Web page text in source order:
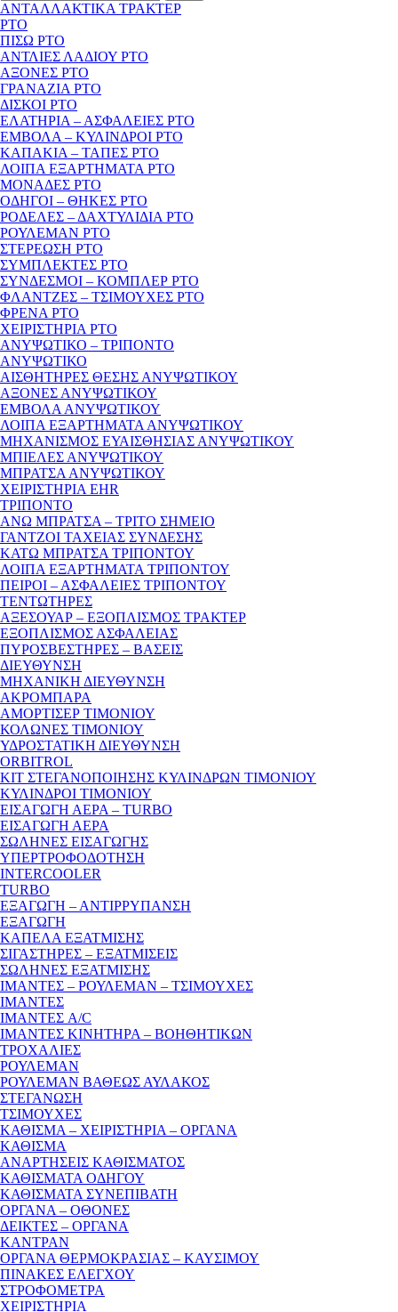
ΑΝΤΑΛΛΑΚΤΙΚΑ ΤΡΑΚΤΕΡ
PTO
ΠΙΣΩ PTO
ΑΝΤΛΙΕΣ ΛΑΔΙΟΥ PTO
ΑΞΟΝΕΣ PTO
ΓΡΑΝΑΖΙΑ PTO
ΔΙΣΚΟΙ PTO
ΕΛΑΤΗΡΙΑ – ΑΣΦΑΛΕΙΕΣ PTO
ΕΜΒΟΛΑ – ΚΥΛΙΝΔΡΟΙ PTO
ΚΑΠΑΚΙΑ – ΤΑΠΕΣ PTO
ΛΟΙΠΑ ΕΞΑΡΤΗΜΑΤΑ PTO
ΜΟΝΑΔΕΣ PTO
ΟΔΗΓΟΙ – ΘΗΚΕΣ PTO
ΡΟΔΕΛΕΣ – ΔΑΧΤΥΛΙΔΙΑ PTO
ΡΟΥΛΕΜΑΝ PTO
ΣΤΕΡΕΩΣΗ PTO
ΣΥΜΠΛΕΚΤΕΣ PTO
ΣΥΝΔΕΣΜΟΙ – ΚΟΜΠΛΕΡ PTO
ΦΛΑΝΤΖΕΣ – ΤΣΙΜΟΥΧΕΣ PTO
ΦΡΕΝΑ PTO
ΧΕΙΡΙΣΤΗΡΙΑ PTO
ΑΝΥΨΩΤΙΚΟ – ΤΡΙΠΟΝΤΟ
ΑΝΥΨΩΤΙΚΟ
ΑΙΣΘΗΤΗΡΕΣ ΘΕΣΗΣ ΑΝΥΨΩΤΙΚΟΥ
ΑΞΟΝΕΣ ΑΝΥΨΩΤΙΚΟΥ
ΕΜΒΟΛΑ ΑΝΥΨΩΤΙΚΟΥ
ΛΟΙΠΑ ΕΞΑΡΤΗΜΑΤΑ ΑΝΥΨΩΤΙΚΟΥ
ΜΗΧΑΝΙΣΜΟΣ ΕΥΑΙΣΘΗΣΙΑΣ ΑΝΥΨΩΤΙΚΟΥ
ΜΠΙΕΛΕΣ ΑΝΥΨΩΤΙΚΟΥ
ΜΠΡΑΤΣΑ ΑΝΥΨΩΤΙΚΟΥ
ΧΕΙΡΙΣΤΗΡΙΑ EHR
ΤΡΙΠΟΝΤΟ
ΑΝΩ ΜΠΡΑΤΣΑ – ΤΡΙΤΟ ΣΗΜΕΙΟ
ΓΑΝΤΖΟΙ ΤΑΧΕΙΑΣ ΣΥΝΔΕΣΗΣ
ΚΑΤΩ ΜΠΡΑΤΣΑ ΤΡΙΠΟΝΤΟΥ
ΛΟΙΠΑ ΕΞΑΡΤΗΜΑΤΑ ΤΡΙΠΟΝΤΟΥ
ΠΕΙΡΟΙ – ΑΣΦΑΛΕΙΕΣ ΤΡΙΠΟΝΤΟΥ
ΤΕΝΤΩΤΗΡΕΣ
ΑΞΕΣΟΥΑΡ – ΕΞΟΠΛΙΣΜΟΣ ΤΡΑΚΤΕΡ
ΕΞΟΠΛΙΣΜΟΣ ΑΣΦΑΛΕΙΑΣ
ΠΥΡΟΣΒΕΣΤΗΡΕΣ – ΒΑΣΕΙΣ
ΔΙΕΥΘΥΝΣΗ
ΜΗΧΑΝΙΚΗ ΔΙΕΥΘΥΝΣΗ
ΑΚΡΟΜΠΑΡΑ
ΑΜΟΡΤΙΣΕΡ ΤΙΜΟΝΙΟΥ
ΚΟΛΩΝΕΣ ΤΙΜΟΝΙΟΥ
ΥΔΡΟΣΤΑΤΙΚΗ ΔΙΕΥΘΥΝΣΗ
ORBITROL
ΚΙΤ ΣΤΕΓΑΝΟΠΟΙΗΣΗΣ ΚΥΛΙΝΔΡΩΝ ΤΙΜΟΝΙΟΥ
ΚΥΛΙΝΔΡΟΙ ΤΙΜΟΝΙΟΥ
ΕΙΣΑΓΩΓΗ ΑΕΡΑ – TURBO
ΕΙΣΑΓΩΓΗ ΑΕΡΑ
ΣΩΛΗΝΕΣ ΕΙΣΑΓΩΓΗΣ
ΥΠΕΡΤΡΟΦΟΔΟΤΗΣΗ
INTERCOOLER
TURBO
ΕΞΑΓΩΓΗ – ΑΝΤΙΡΡΥΠΑΝΣΗ
ΕΞΑΓΩΓΗ
ΚΑΠΕΛΑ ΕΞΑΤΜΙΣΗΣ
ΣΙΓΑΣΤΗΡΕΣ – ΕΞΑΤΜΙΣΕΙΣ
ΣΩΛΗΝΕΣ ΕΞΑΤΜΙΣΗΣ
ΙΜΑΝΤΕΣ – ΡΟΥΛΕΜΑΝ – ΤΣΙΜΟΥΧΕΣ
ΙΜΑΝΤΕΣ
ΙΜΑΝΤΕΣ A/C
ΙΜΑΝΤΕΣ ΚΙΝΗΤΗΡΑ – ΒΟΗΘΗΤΙΚΩΝ
ΤΡΟΧΑΛΙΕΣ
ΡΟΥΛΕΜΑΝ
ΡΟΥΛΕΜΑΝ ΒΑΘΕΩΣ ΑΥΛΑΚΟΣ
ΣΤΕΓΑΝΩΣΗ
ΤΣΙΜΟΥΧΕΣ
ΚΑΘΙΣΜΑ – ΧΕΙΡΙΣΤΗΡΙΑ – ΟΡΓΑΝΑ
ΚΑΘΙΣΜΑ
ΑΝΑΡΤΗΣΕΙΣ ΚΑΘΙΣΜΑΤΟΣ
ΚΑΘΙΣΜΑΤΑ ΟΔΗΓΟΥ
ΚΑΘΙΣΜΑΤΑ ΣΥΝΕΠΙΒΑΤΗ
ΟΡΓΑΝΑ – ΟΘΟΝΕΣ
ΔΕΙΚΤΕΣ – ΟΡΓΑΝΑ
ΚΑΝΤΡΑΝ
ΟΡΓΑΝΑ ΘΕΡΜΟΚΡΑΣΙΑΣ – ΚΑΥΣΙΜΟΥ
ΠΙΝΑΚΕΣ ΕΛΕΓΧΟΥ
ΣΤΡΟΦΟΜΕΤΡΑ
ΧΕΙΡΙΣΤΗΡΙΑ